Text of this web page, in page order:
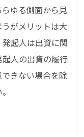
ゆる側面から見
がメリットは大
起人は出資に関
人の出資の履行
きない場合を除